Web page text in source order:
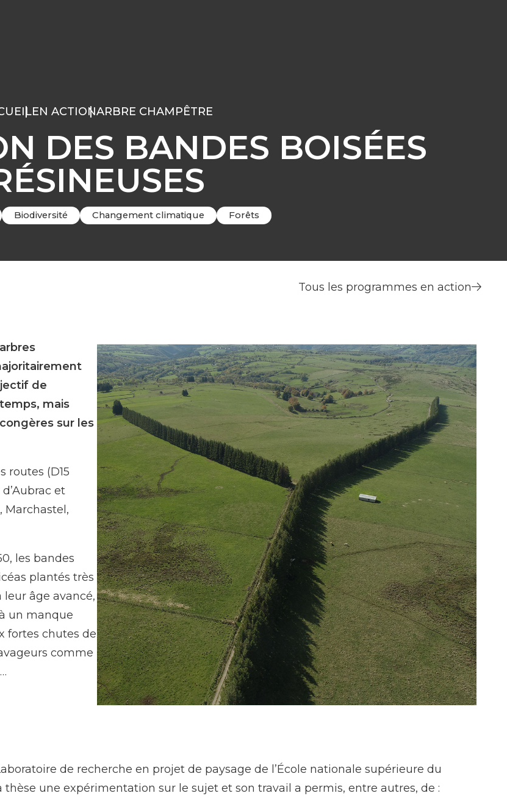
EN ACTIONARBRE CHAMPÊTRE
DES BANDES BOISÉES
Biodiversité Changement climatique Forêts
Tous les programmes en action
de
mais
sur les
routes (D15
et
Marchastel,
les bandes
plantés très
âge avancé,
un manque
fortes chutes de
comme
de recherche en projet de paysage de l’École nationale supérieure du
une expérimentation sur le sujet et son travail a permis, entre autres, de :